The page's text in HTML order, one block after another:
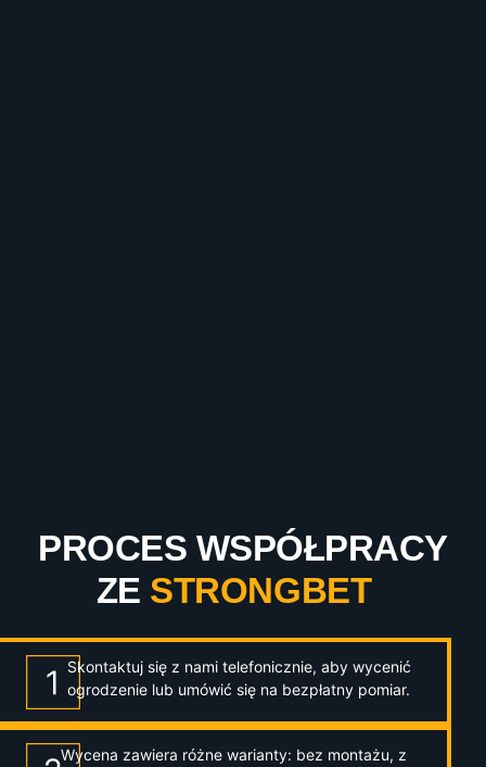
PROCES WSPÓŁPRACY
ZE STRONGBET
Skontaktuj się z nami telefonicznie, aby wycenić
ogrodzenie lub umówić się na bezpłatny pomiar.
Wycena zawiera różne warianty: bez montażu, z